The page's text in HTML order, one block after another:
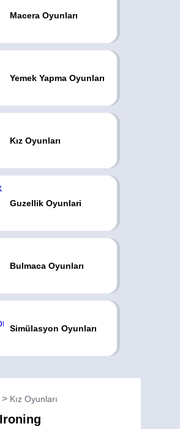
Macera Oyunları
Yemek Yapma Oyunları
Kız Oyunları
Guzellik Oyunlari
Bulmaca Oyunları
Simülasyon Oyunları
Kız Oyunları